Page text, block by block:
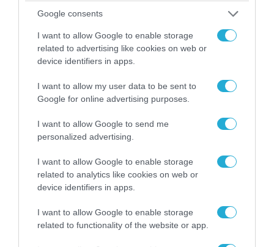
Google consents
I want to allow Google to enable storage
related to advertising like cookies on web or
device identifiers in apps.
I want to allow my user data to be sent to
Google for online advertising purposes.
I want to allow Google to send me
personalized advertising.
I want to allow Google to enable storage
related to analytics like cookies on web or
device identifiers in apps.
I want to allow Google to enable storage
related to functionality of the website or app.
του Αρκά για τα τατουάζ (φωτο)